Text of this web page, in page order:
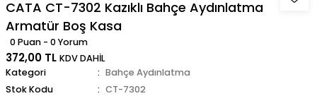
CATA CT-7302 Kazıklı Bahçe Aydınlatma
Armatür Boş Kasa
0 Puan - 0 Yorum
372,00 TL KDV DAHİL
Kategori
Bahçe Aydınlatma
Stok Kodu
CT-7302